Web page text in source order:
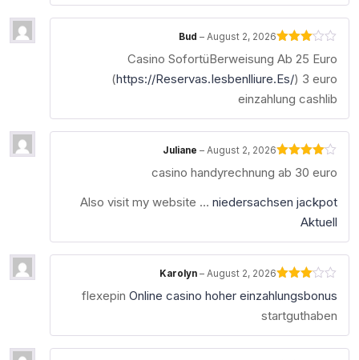
3 out
of 5
Bud– August 2, 2026
Casino SofortüBerweisung Ab 25 Euro
(https://Reservas.Iesbenlliure.Es/) 3 euro
einzahlung cashlib
out of 5
Juliane– August 2, 2026
casino handyrechnung ab 30 euro
Also visit my website … niedersachsen jackpot
Aktuell
3out
of 5
Karolyn– August 2, 2026
flexepin Online casino hoher einzahlungsbonus
startguthaben